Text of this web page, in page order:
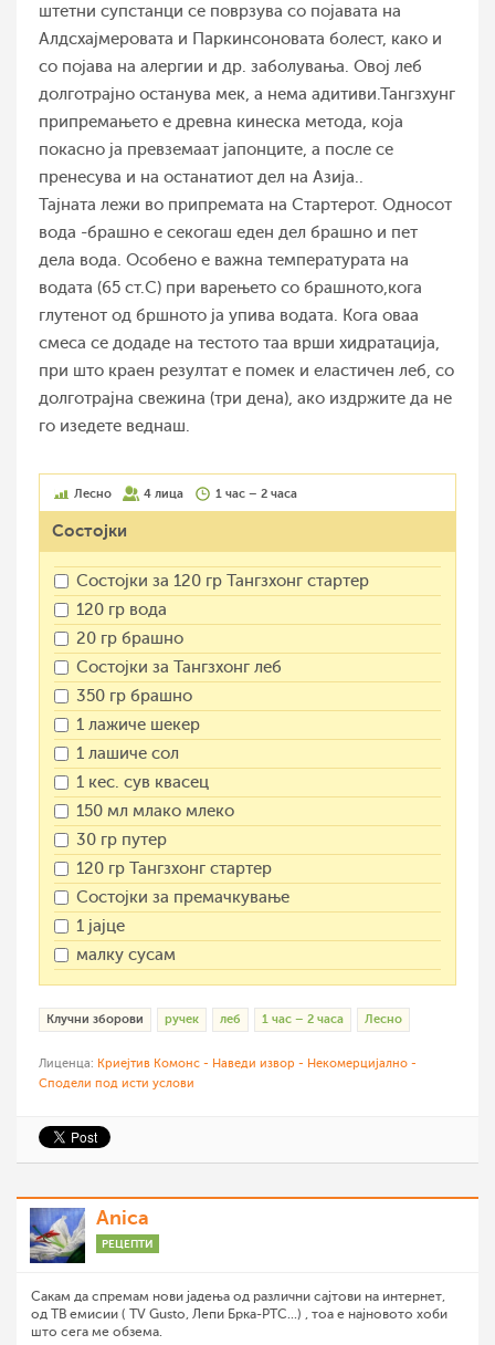
штетни супстанци се поврзува со појавата на
Алдсхајмеровата и Паркинсоновата болест, како и
со појава на алергии и др. заболувања. Овој леб
долготрајно останува мек, а нема адитиви.Тангзхунг
припремањето е древна кинеска метода, која
покасно ја превземаат јапонците, а после се
пренесува и на останатиот дел на Азија..
Тајната лежи во припремата на Стартерот. Односот
вода -брашно е секогаш еден дел брашно и пет
дела вода. Особено е важна температурата на
водата (65 ст.С) при варењето со брашното,кога
глутенот од бршното ја упива водата. Кога оваа
смеса се додаде на тестото таа врши хидратација,
при што краен резултат е помек и еластичен леб, со
долготрајна свежина (три дена), ако издржите да не
го изедете веднаш.
Лесно 4 лица 1 час – 2 часа
Состојки
Состојки за 120 гр Тангзхонг стартер
120 гр вода
20 гр брашно
Состојки за Тангзхонг леб
350 гр брашно
1 лажиче шекер
1 лашиче сол
1 кес. сув квасец
150 мл млако млеко
30 гр путер
120 гр Тангзхонг стартер
Состојки за премачкување
1 јајце
малку сусам
Клучни зборови ручек леб 1 час – 2 часа Лесно
Лиценца: Криејтив Комонс - Наведи извор - Некомерцијално -
Сподели под исти услови
Anica
РЕЦЕПТИ
Сакам да спремам нови јадења од различни сајтови на интернет,
од ТВ емисии ( TV Gusto, Лепи Брка-РТС...) , тоа е најновото хоби
што сега ме обзема.